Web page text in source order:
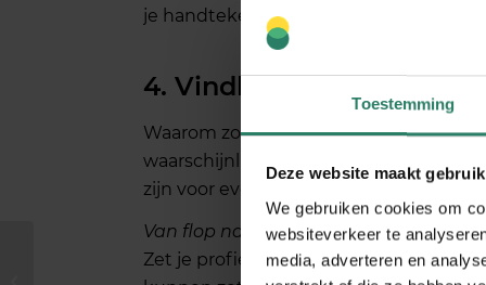
Toestemming
Deze website maakt
We gebruiken cookies om
websiteverkeer te
media, adverteren en
je handtekening onder je mail.
4. Vindbaarheid
Waarom zou iedereen altijd maar
waarschijnlijk je profiel niet op
zijn voor eventueel nieuwe klanten
Van flop naar top:
Zet je profiel op openbaar en bereik
Dit was het nieuws